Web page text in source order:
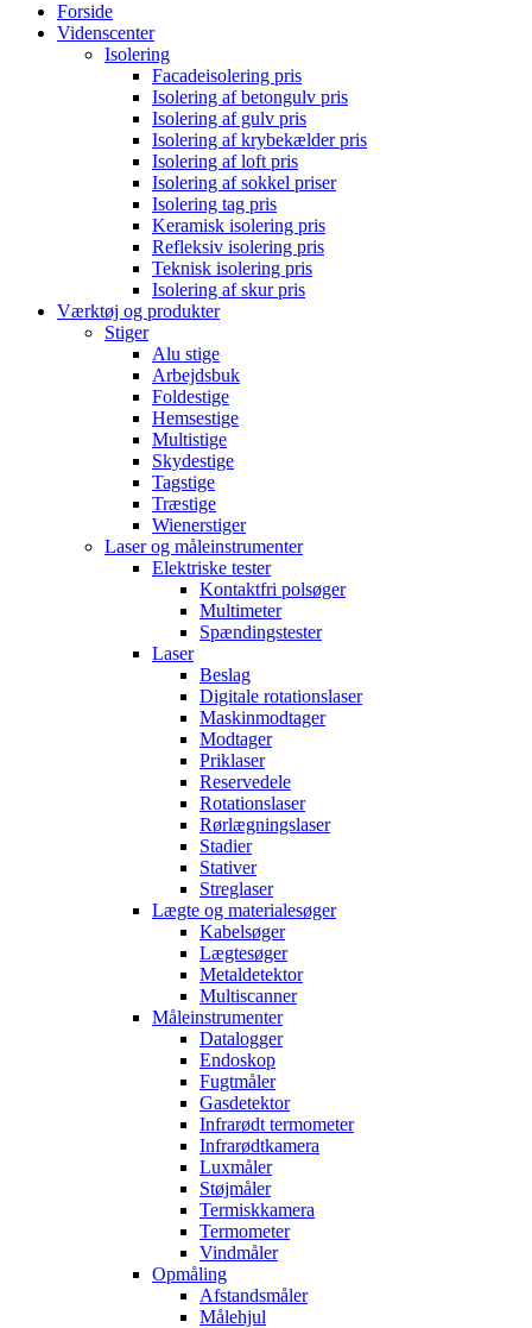
Forside
Videnscenter
Isolering
Facadeisolering pris
Isolering af betongulv pris
Isolering af gulv pris
Isolering af krybekælder pris
Isolering af loft pris
Isolering af sokkel priser
Isolering tag pris
Keramisk isolering pris
Refleksiv isolering pris
Teknisk isolering pris
Isolering af skur pris
Værktøj og produkter
Stiger
Alu stige
Arbejdsbuk
Foldestige
Hemsestige
Multistige
Skydestige
Tagstige
Træstige
Wienerstiger
Laser og måleinstrumenter
Elektriske tester
Kontaktfri polsøger
Multimeter
Spændingstester
Laser
Beslag
Digitale rotationslaser
Maskinmodtager
Modtager
Priklaser
Reservedele
Rotationslaser
Rørlægningslaser
Stadier
Stativer
Streglaser
Lægte og materialesøger
Kabelsøger
Lægtesøger
Metaldetektor
Multiscanner
Måleinstrumenter
Datalogger
Endoskop
Fugtmåler
Gasdetektor
Infrarødt termometer
Infrarødtkamera
Luxmåler
Støjmåler
Termiskkamera
Termometer
Vindmåler
Opmåling
Afstandsmåler
Målehjul